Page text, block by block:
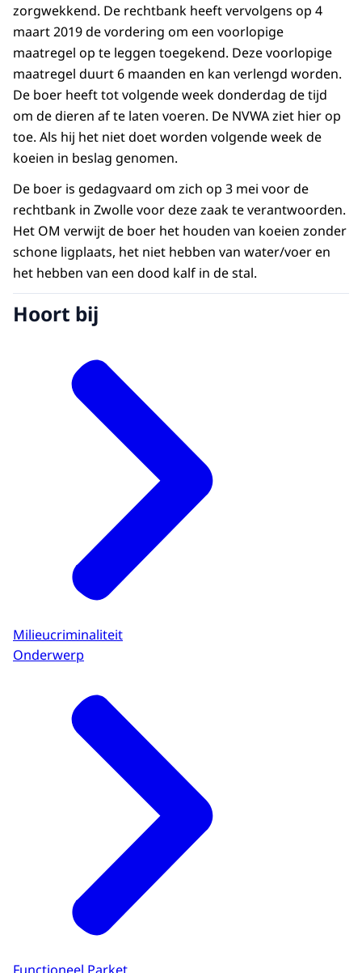
zorgwekkend. De rechtbank heeft vervolgens op 4
maart 2019 de vordering om een voorlopige
maatregel op te leggen toegekend. Deze voorlopige
maatregel duurt 6 maanden en kan verlengd worden.
De boer heeft tot volgende week donderdag de tijd
om de dieren af te laten voeren. De NVWA ziet hier op
toe. Als hij het niet doet worden volgende week de
koeien in beslag genomen.
De boer is gedagvaard om zich op 3 mei voor de
rechtbank in Zwolle voor deze zaak te verantwoorden.
Het OM verwijt de boer het houden van koeien zonder
schone ligplaats, het niet hebben van water/voer en
het hebben van een dood kalf in de stal.
Hoort bij
Milieucriminaliteit
Onderwerp